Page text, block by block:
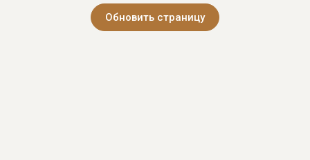
Обновить страницу